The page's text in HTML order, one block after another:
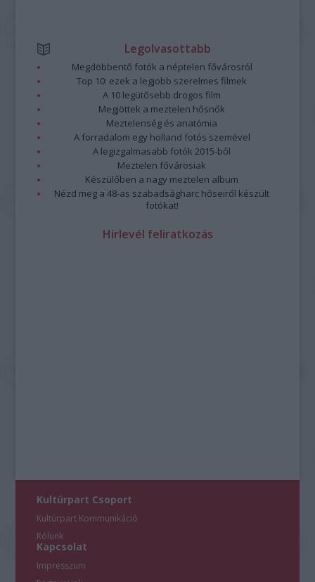
Legolvasottabb
Megdöbbentő fotók a néptelen fővárosról
Top 10: ezek a legjobb szerelmes filmek
A 10 legütősebb drogos film
Megjöttek a meztelen hősnők
Meztelenség és anatómia
A forradalom egy holland fotós szemével
A legizgalmasabb fotók 2015-ből
Meztelen fővárosiak
Készülőben a nagy meztelen album
Nézd meg a 48-as szabadságharc hőseiről készült
fotókat!
Hírlevél feliratkozás
Kultúrpart Csoport
Kultúrpart Kommunikáció
Rólunk
Kapcsolat
Impresszum